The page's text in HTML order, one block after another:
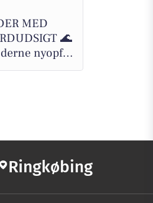
MED
🌊
nyopf...
Ringkøbing